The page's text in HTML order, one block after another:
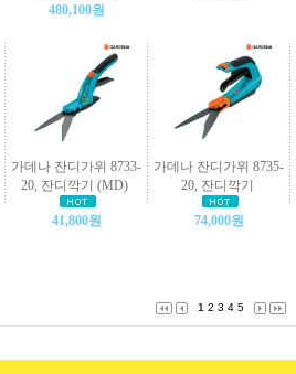
480,100원
가데나 잔디가위 8733-
20, 잔디깍기 (MD)
41,800원
가데나 잔디가위 8735-
20, 잔디깍기
74,000원
1 2 3 4 5